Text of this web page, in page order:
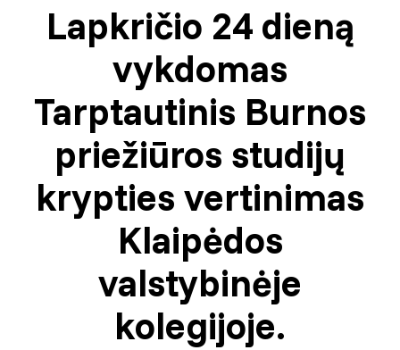
Lapkričio 24 dieną
vykdomas
Tarptautinis Burnos
priežiūros studijų
krypties vertinimas
Klaipėdos
valstybinėje
kolegijoje.